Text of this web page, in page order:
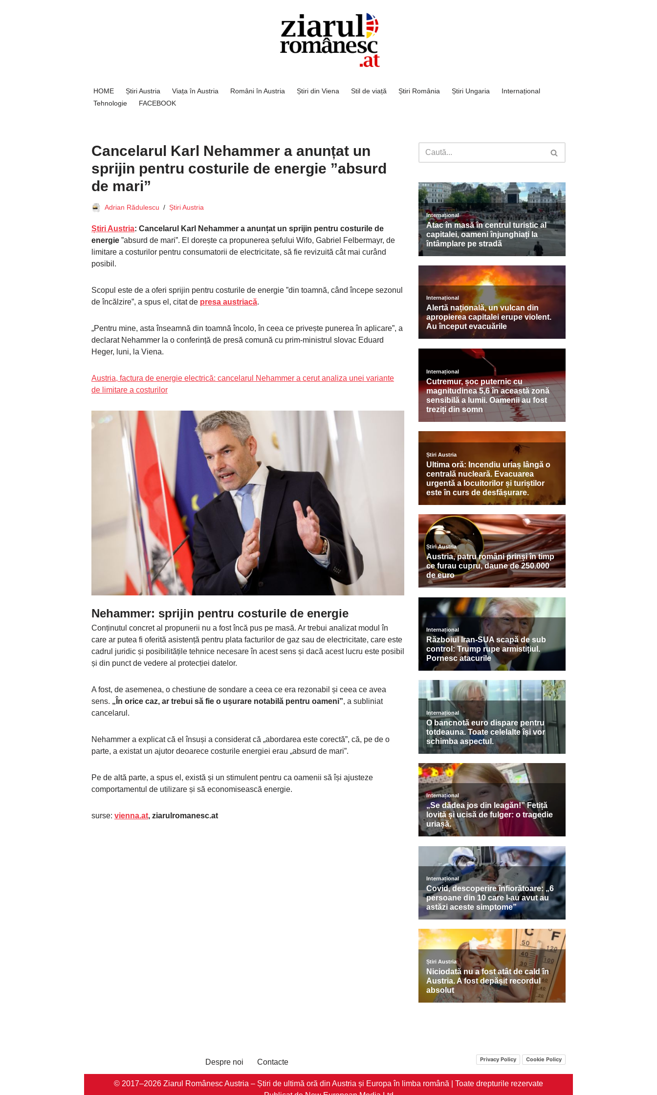
HOME Știri Austria Viața în Austria Români în Austria Știri din Viena Stil de viață Știri România Știri Ungaria
Internațional
Tehnologie
FACEBOOK
Cancelarul Karl Nehammer a anunțat un
sprijin pentru costurile de energie ”absurd
de mari”
Adrian Rădulescu Știri Austria
Știri Austria: Cancelarul Karl Nehammer a anunțat un sprijin pentru costurile de
energie ”absurd de mari”. El dorește ca propunerea șefului Wifo, Gabriel Felbermayr, de
limitare a costurilor pentru consumatorii de electricitate, să fie revizuită cât mai curând
posibil.
Scopul este de a oferi sprijin pentru costurile de energie ”din toamnă, când începe sezonul
de încălzire”, a spus el, citat de presa austriacă.
„Pentru mine, asta înseamnă din toamnă încolo, în ceea ce privește punerea în aplicare”, a
declarat Nehammer la o conferință de presă comună cu prim-ministrul slovac Eduard
Heger, luni, la Viena.
Austria, factura de energie electrică: cancelarul Nehammer a cerut analiza unei variante
de limitare a costurilor
Nehammer: sprijin pentru costurile de energie
Conținutul concret al propunerii nu a fost încă pus pe masă. Ar trebui analizat modul în
care ar putea fi oferită asistență pentru plata facturilor de gaz sau de electricitate, care este
cadrul juridic și posibilitățile tehnice necesare în acest sens și dacă acest lucru este posibil
și din punct de vedere al protecției datelor.
A fost, de asemenea, o chestiune de sondare a ceea ce era rezonabil și ceea ce avea
sens. „În orice caz, ar trebui să fie o ușurare notabilă pentru oameni”, a subliniat
cancelarul.
Nehammer a explicat că el însuși a considerat că „abordarea este corectă”, că, pe de o
parte, a existat un ajutor deoarece costurile energiei erau „absurd de mari”.
Pe de altă parte, a spus el, există și un stimulent pentru ca oamenii să își ajusteze
comportamentul de utilizare și să economisească energie.
surse: vienna.at, ziarulromanesc.at
Despre noi Contacte Privacy Policy Cookie Policy
© 2017–2026 Ziarul Românesc Austria – Știri de ultimă oră din Austria și Europa în limba română | Toate drepturile rezervate